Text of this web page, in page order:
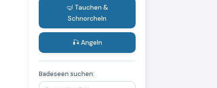
🤿 Tauchen &
Schnorcheln
🎣 Angeln
Badeseen suchen: